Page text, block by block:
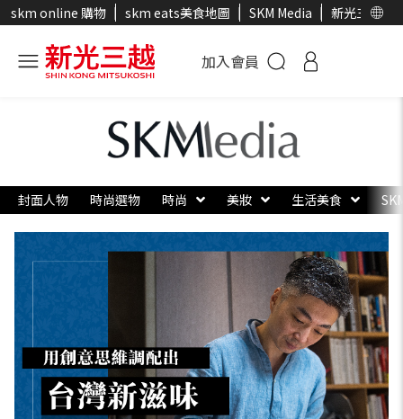
skm online 購物 skm eats美食地圖 SKM Media 新光三越官
加入會員
封面人物 時尚選物 時尚 美妝 生活美食